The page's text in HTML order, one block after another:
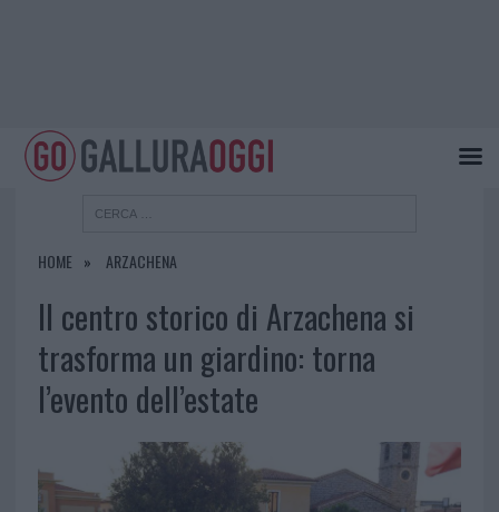
HOME ARZACHENA
Il centro storico di Arzachena si
trasforma un giardino: torna
l’evento dell’estate